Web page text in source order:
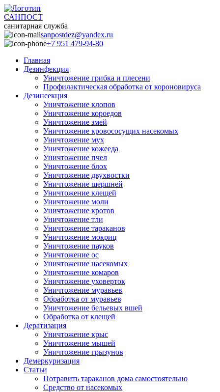
САНПОСТ
санитарная служба
sanpostdez@yandex.ru
+7 951 479-94-80
Главная
Дезинфекция
Уничтожение грибка и плесени
Профилактическая обработка от короновируса
Дезинсекция
Уничтожение клопов
Уничтожение короедов
Уничтожение змей
Уничтожение кровососущих насекомых
Уничтожение мух
Уничтожение кожееда
Уничтожение пчел
Уничтожение блох
Уничтожение двухвостки
Уничтожение шершней
Уничтожение клещей
Уничтожение моли
Уничтожение кротов
Уничтожение тли
Уничтожение тараканов
Уничтожение мокриц
Уничтожение пауков
Уничтожение ос
Уничтожение насекомых
Уничтожение комаров
Уничтожение уховерток
Уничтожение муравьев
Обработка от муравьев
Уничтожение бельевых вшей
Обработка от клещей
Дератизация
Уничтожение крыс
Уничтожение мышей
Уничтожение грызунов
Демеркуризация
Статьи
Потравить тараканов дома самостоятельно
Средство от насекомых